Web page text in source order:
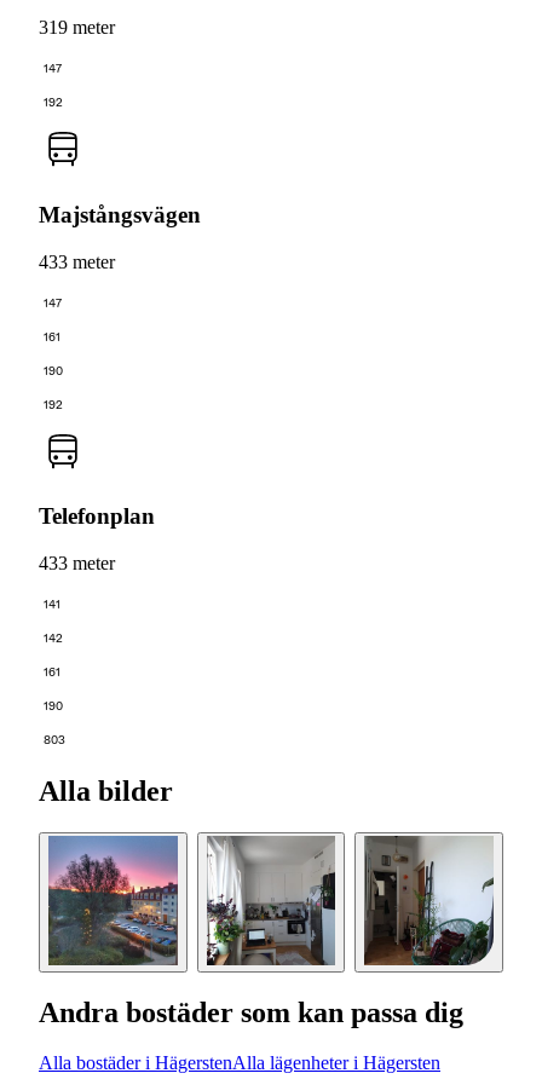
319 meter
147
192
Majstångsvägen
433 meter
147
161
190
192
Telefonplan
433 meter
141
142
161
190
803
Alla bilder
Andra bostäder som kan passa dig
Alla bostäder i HägerstenAlla lägenheter i Hägersten